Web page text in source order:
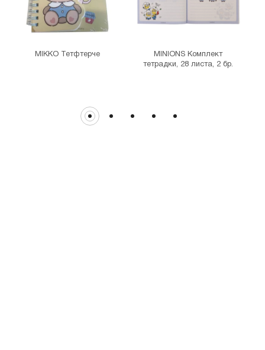
гр. София, бул."Витоша" №57
THE MALL
MIKKO Тетфтерче
MINIONS Комплект
тетрадки, 28 листа, 2 бр.